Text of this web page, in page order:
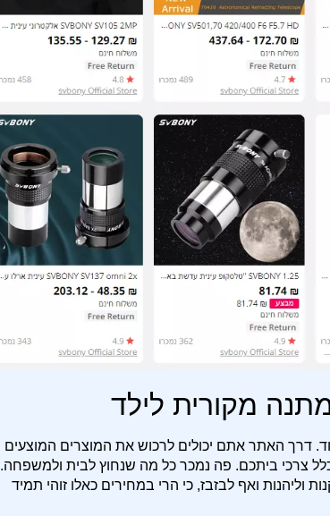
מקורית לילד
דרך האתר אתם יכולים לרכוש את המוצרים המוצעים
צרכי ביתכם. פה נמכר כל מה שנחוץ לבית ולמשפחה.
ואף לבזבז, כי הרי במחירים כאלו זוהי תמיד